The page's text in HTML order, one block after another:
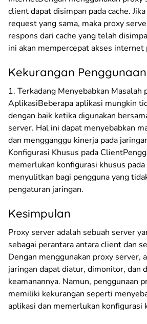
client dapat disimpan pada cache.
request yang sama, maka proxy
respons dari cache yang telah
ini akan mempercepat akses internet
Kekurangan
1. Terkadang Menyebabkan Masalah
AplikasiBeberapa aplikasi mungkin
dengan baik ketika digunakan
server. Hal ini dapat menyebabkan
dan mengganggu kinerja pada
Konfigurasi Khusus pada
memerlukan konfigurasi khusus
menyulitkan bagi pengguna yang
pengaturan jaringan.
Kesimpulan
Proxy server adalah sebuah server
sebagai perantara antara client dan
Dengan menggunakan proxy server,
jaringan dapat diatur, dimonitor, dan
keamanannya. Namun, penggunaan
memiliki kekurangan seperti
aplikasi dan memerlukan konfigurasi